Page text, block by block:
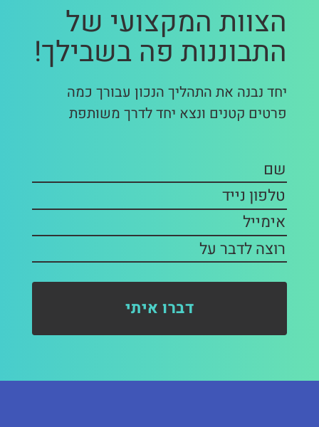
הצוות המקצועי של
התבוננות פה בשבילך!
יחד נבנה את התהליך הנכון עבורך כמה
פרטים קטנים ונצא יחד לדרך משותפת